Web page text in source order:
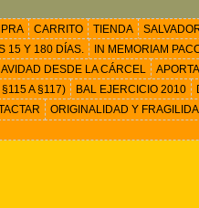
CARRITO TIENDA
15 Y 180 DÍAS.
IN MEMORIAM
DESDE LA CÁRCEL
A §117) BAL EJERCICIO 2010
ORIGINALIDAD Y